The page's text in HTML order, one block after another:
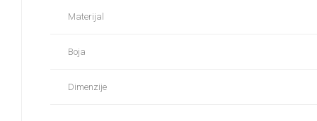
Materijal
Boja
Dimenzije